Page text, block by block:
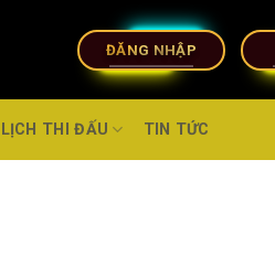
ĐĂNG NHẬP
LỊCH THI ĐẤU TIN TỨC